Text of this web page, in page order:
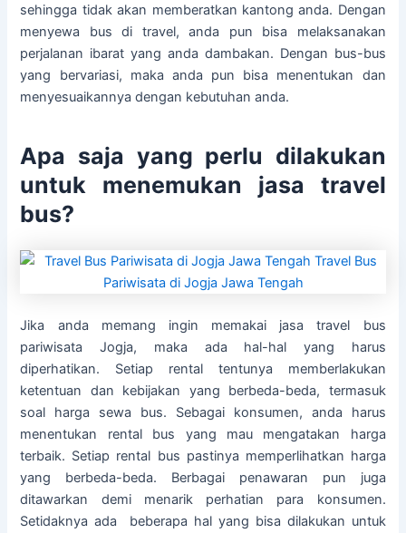
sehingga tidak akan memberatkan kantong anda. Dengan
menyewa bus di travel, anda pun bisa melaksanakan
perjalanan ibarat yang anda dambakan. Dengan bus-bus
yang bervariasi, maka anda pun bisa menentukan dan
menyesuaikannya dengan kebutuhan anda.
Apa saja yang perlu dilakukan
untuk menemukan jasa travel
bus?
Jika anda memang ingin memakai jasa travel bus
pariwisata Jogja, maka ada hal-hal yang harus
diperhatikan. Setiap rental tentunya memberlakukan
ketentuan dan kebijakan yang berbeda-beda, termasuk
soal harga sewa bus. Sebagai konsumen, anda harus
menentukan rental bus yang mau mengatakan harga
terbaik. Setiap rental bus pastinya memperlihatkan harga
yang berbeda-beda. Berbagai penawaran pun juga
ditawarkan demi menarik perhatian para konsumen.
Setidaknya ada beberapa hal yang bisa dilakukan untuk